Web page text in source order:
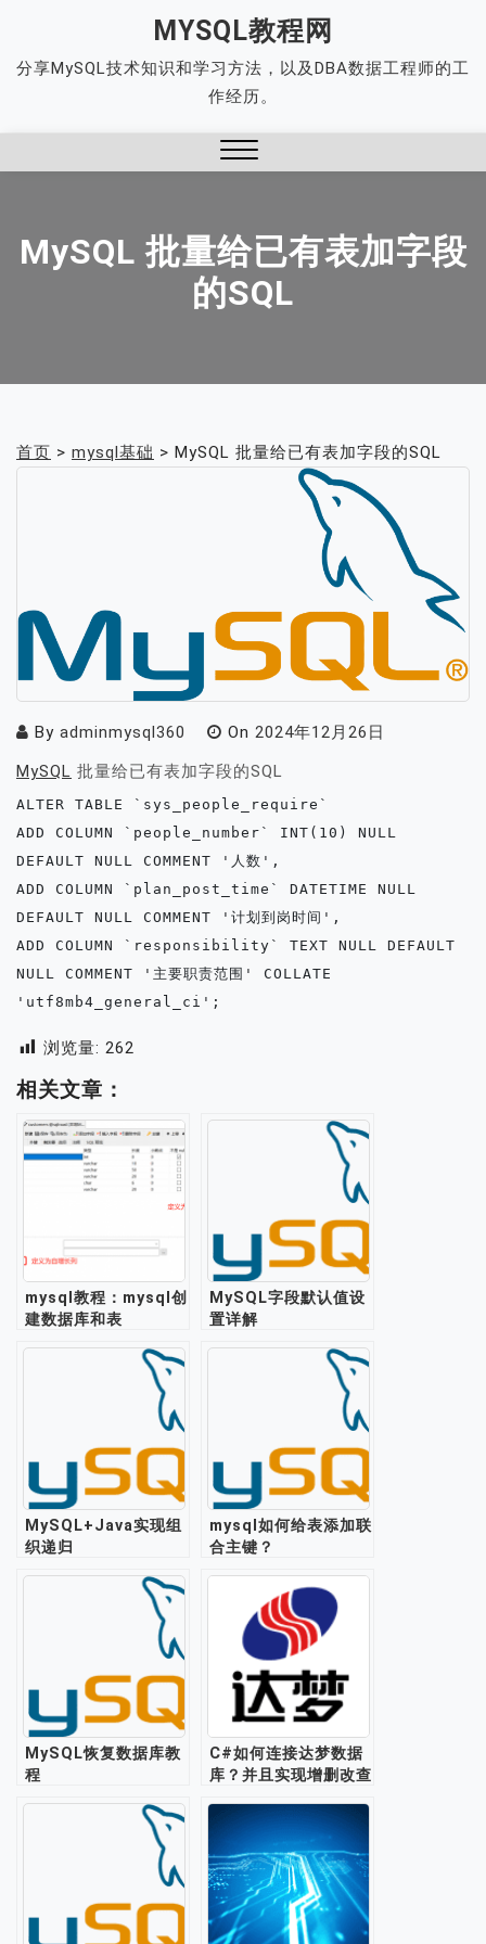
content
MYSQL教程网
分享MySQL技术知识和学习方法，以及DBA数据工程师的工
作经历。
MySQL 批量给已有表加字段
的SQL
首页 > mysql基础 > MySQL 批量给已有表加字段的SQL
By adminmysql360 On 2024年12月26日
MySQL 批量给已有表加字段的SQL
ALTER TABLE `sys_people_require`
ADD COLUMN `people_number` INT(10) NULL
DEFAULT NULL COMMENT '人数',
ADD COLUMN `plan_post_time` DATETIME NULL
DEFAULT NULL COMMENT '计划到岗时间',
ADD COLUMN `responsibility` TEXT NULL DEFAULT
NULL COMMENT '主要职责范围' COLLATE
'utf8mb4_general_ci';
浏览量: 262
相关文章：
mysql教程：mysql创
建数据库和表
MySQL字段默认值设
置详解
MySQL+Java实现组
织递归
mysql如何给表添加联
合主键？
MySQL恢复数据库教
程
C#如何连接达梦数据
库？并且实现增删改查